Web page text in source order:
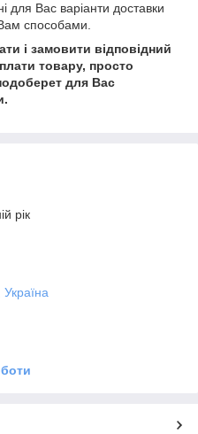
для Вас варіанти доставки
способами.
і замовити відповідний
товару, просто
для Вас
рік